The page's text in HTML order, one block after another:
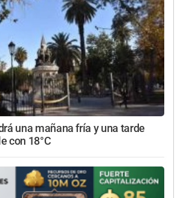
una mañana fría y una tarde
con 18°C